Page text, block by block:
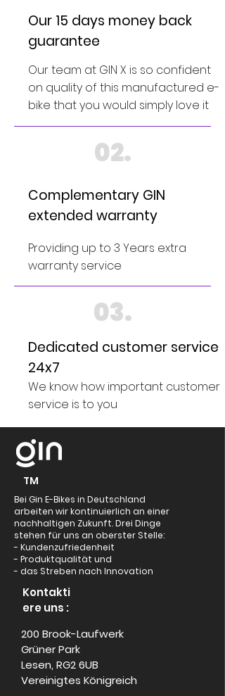
Our 15 days money back
guarantee
Our team at GIN X is so confident
on quality of this manufactured e-
bike that you would simply love it
02.
Complementary GIN
extended warranty
Providing up to 3 Years extra
warranty service
03.
Dedicated customer service
24x7
We know how important customer
service is to you
TM
Bei Gin E-Bikes in Deutschland
arbeiten wir kontinuierlich an einer
nachhaltigen Zukunft. Drei Dinge
stehen für uns an oberster Stelle:
- Kundenzufriedenheit
- Produktqualität und
- das Streben nach Innovation
Kontakti
ere uns :
200 Brook-Laufwerk
Grüner Park
Lesen, RG2 6UB
Vereinigtes Königreich